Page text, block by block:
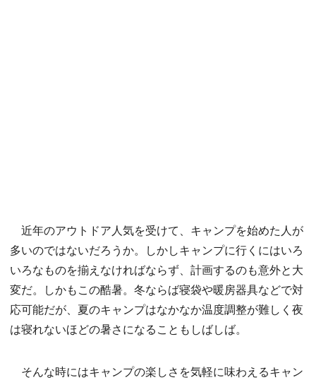
近年のアウトドア人気を受けて、キャンプを始めた人が
多いのではないだろうか。しかしキャンプに行くにはいろ
いろなものを揃えなければならず、計画するのも意外と大
変だ。しかもこの酷暑。冬ならば寝袋や暖房器具などで対
応可能だが、夏のキャンプはなかなか温度調整が難しく夜
は寝れないほどの暑さになることもしばしば。
そんな時にはキャンプの楽しさを気軽に味わえるキャン